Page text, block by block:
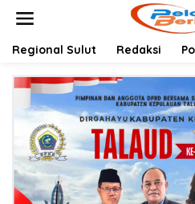
Regional Sulut Redaksi